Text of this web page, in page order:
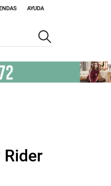
AYUDA
Rider